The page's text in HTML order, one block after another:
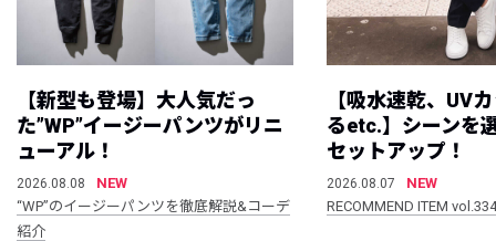
【新型も登場】大人気だっ
た”WP”イージーパンツがリニ
ューアル！
2026.08.08
NEW
“WP”のイージーパンツを徹底解説&コーデ
紹介
【吸水速乾、UV
るetc.】シーンを
セットアップ！
2026.08.07
NEW
RECOMMEND ITEM vol.334